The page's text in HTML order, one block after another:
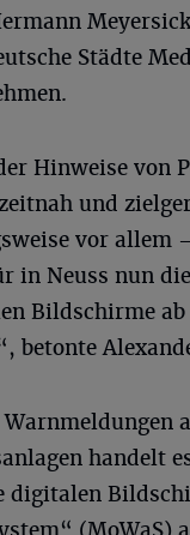
Städte
Hinweise von
und
vor
in Neuss nun
Bildschirme
betonte
handelt
digitalen